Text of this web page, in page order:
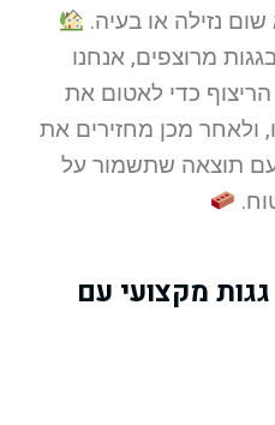
נזילה או בעיה.
מרוצפים, אנחנו
כדי לאטום את
מכן מחזירים את
תוצאה שתשמור על
מקצועי עם